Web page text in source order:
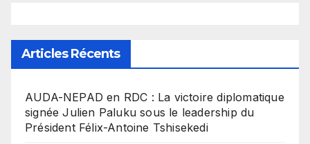
Articles Récents
​AUDA-NEPAD en RDC : La victoire diplomatique
signée Julien Paluku sous le leadership du
Président Félix-Antoine Tshisekedi